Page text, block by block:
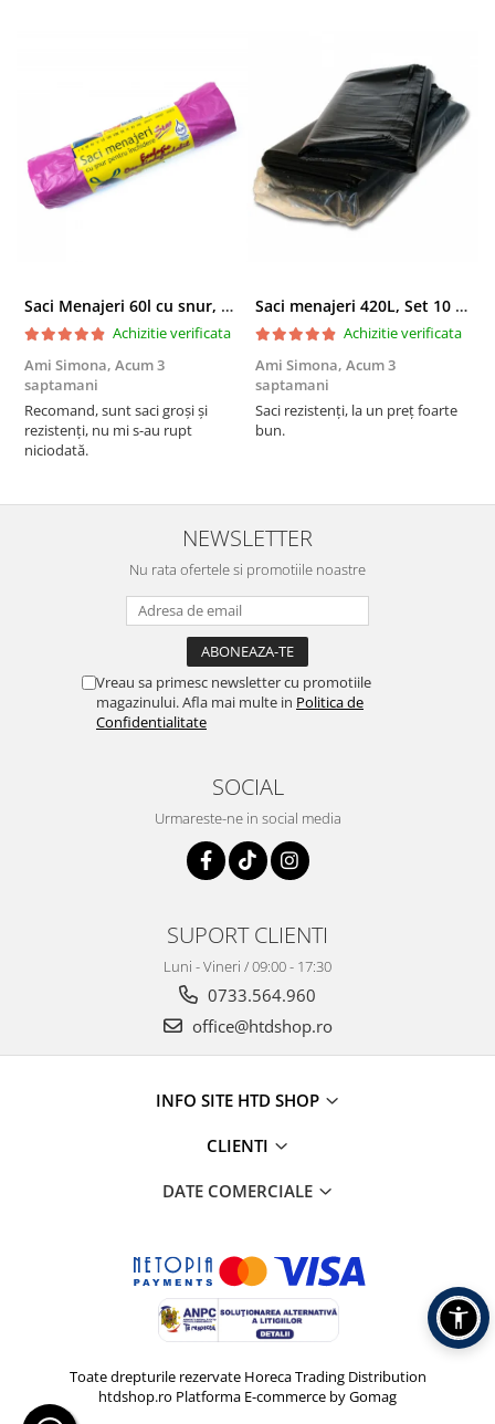
Saci Menajeri 60l cu snur, Roz, 10buc/rola
Achizitie verificata
Ami Simona, Acum 3
saptamani
Recomand, sunt saci groși și
rezistenți, nu mi s-au rupt
niciodată.
Saci menajeri 420L, Set 10 bucati
Achizitie verificata
Ami Simona, Acum 3
saptamani
Saci rezistenți, la un preț foarte
bun.
NEWSLETTER
Nu rata ofertele si promotiile noastre
Vreau sa primesc newsletter cu promotiile
magazinului. Afla mai multe in Politica de
Confidentialitate
SOCIAL
Urmareste-ne in social media
SUPORT CLIENTI
Luni - Vineri / 09:00 - 17:30
0733.564.960
office@htdshop.ro
INFO SITE HTD SHOP
CLIENTI
DATE COMERCIALE
Toate drepturile rezervate Horeca Trading Distribution
htdshop.ro Platforma E-commerce by Gomag